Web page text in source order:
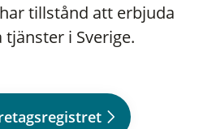
tillstånd att erbjuda
i Sverige.